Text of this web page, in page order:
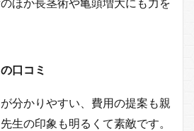
ほか長茎術や亀頭増大にも力を
口コミ
分かりやすい、費用の提案も親
生の印象も明るくて素敵です。